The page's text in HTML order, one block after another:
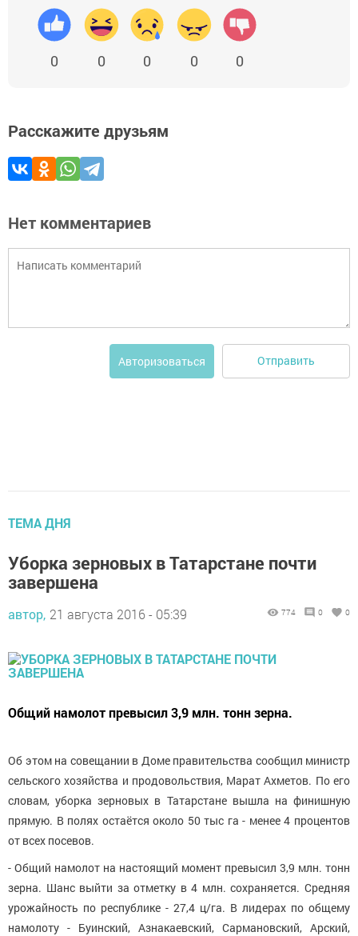
0 0 0 0 0
Расскажите друзьям
Нет комментариев
Авторизоваться Отправить
ТЕМА ДНЯ
Уборка зерновых в Татарстане почти
завершена
автор, 21 августа 2016 - 05:39 774 0 0
Общий намолот превысил 3,9 млн. тонн зерна.
Об этом на совещании в Доме правительства сообщил министр
сельского хозяйства и продовольствия, Марат Ахметов. По его
словам, уборка зерновых в Татарстане вышла на финишную
прямую. В полях остаётся около 50 тыс га - менее 4 процентов
от всех посевов.
- Общий намолот на настоящий момент превысил 3,9 млн. тонн
зерна. Шанс выйти за отметку в 4 млн. сохраняется. Средняя
урожайность по республике - 27,4 ц/га. В лидерах по общему
намолоту - Буинский, Азнакаевский, Сармановский, Арский,